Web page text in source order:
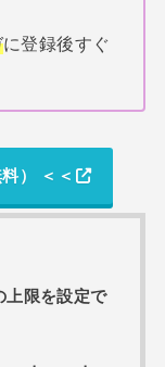
に登録後すぐ
） ＜＜
上限を設定で